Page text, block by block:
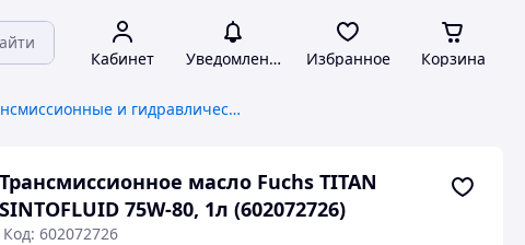
Кабинет Уведомления Избранное Корзина
Трансмиссионные и гидравлические масла
Трансмиссионное масло Fuchs TITAN
SINTOFLUID 75W-80, 1л (602072726)
Код: 602072726